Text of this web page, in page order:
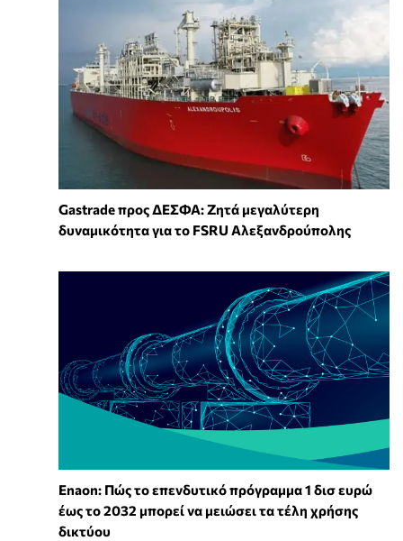
Gastrade προς ΔΕΣΦΑ: Ζητά μεγαλύτερη
δυναμικότητα για το FSRU Αλεξανδρούπολης
Enaon: Πώς το επενδυτικό πρόγραμμα 1 δισ ευρώ
έως το 2032 μπορεί να μειώσει τα τέλη χρήσης
δικτύου